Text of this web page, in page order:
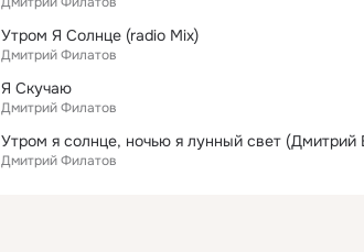
Утром Я Солнце (radio Mix)
Дмитрий Филатов
Я Скучаю
Дмитрий Филатов
Утром я солнце, ночью я лунный свет (Дмитрий
Дмитрий Филатов